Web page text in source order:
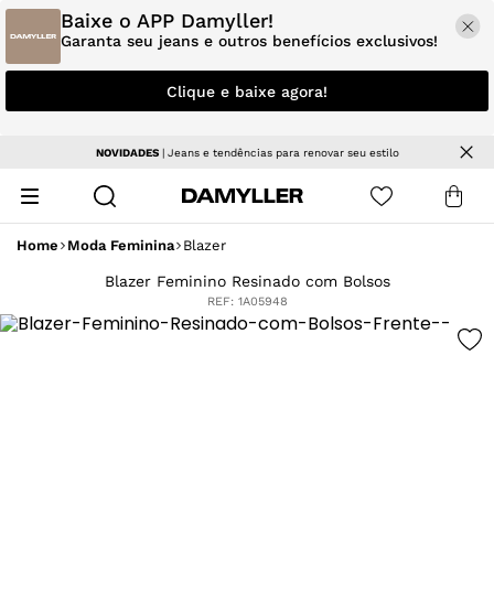
Baixe o APP Damyller!
Garanta seu jeans e outros benefícios exclusivos!
Clique e baixe agora!
NOVIDADES| Jeans e tendências para renovar seu estilo
Home Moda Feminina Blazer
Blazer Feminino Resinado com Bolsos
REF: 1A05948